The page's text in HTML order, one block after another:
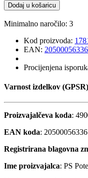
Dodaj u košaricu
Minimalno naročilo: 3
Kod proizvoda:
EAN:
Procijenjena
Varnost izdelkov (GPSR)
Proizvajalčeva koda:
EAN koda:
Registrirana blagovna
Ime proizvajalca: PS